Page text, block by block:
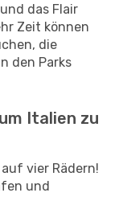
das Flair
Zeit können
die
den Parks
Italien zu
vier Rädern!
und